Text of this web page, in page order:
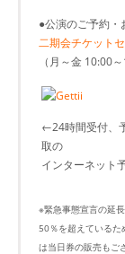
●公演のご予約・
二期会チケット
（月～金 10:00
←24時間受付、
取の
インターネット
※緊急事態宣言の延
50％を超えているた
は当日券の販売もご